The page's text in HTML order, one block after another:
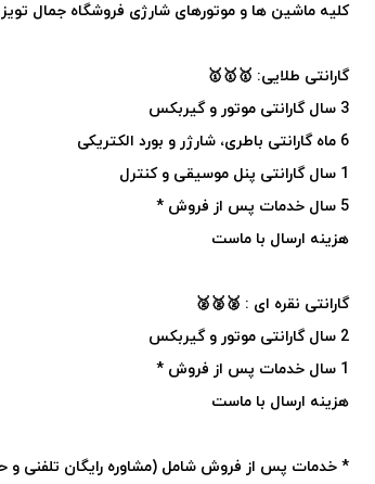
کلیه ماشین ها و موتورهای شارژی فروشگاه جمال تویز
گارانتی طلایی: 🥇🥇🥇
3 سال گارانتی موتور و گیربکس
6 ماه گارانتی باطری، شارژر و بورد الکتریکی
1 سال گارانتی پنل موسیقی و کنترل
5 سال خدمات پس از فروش *
هزینه ارسال با ماست
گارانتی نقره ای : 🥈🥈🥈
2 سال گارانتی موتور و گیربکس
1 سال خدمات پس از فروش *
هزینه ارسال با ماست
* خدمات پس از فروش شامل (مشاوره رایگان تلفنی و